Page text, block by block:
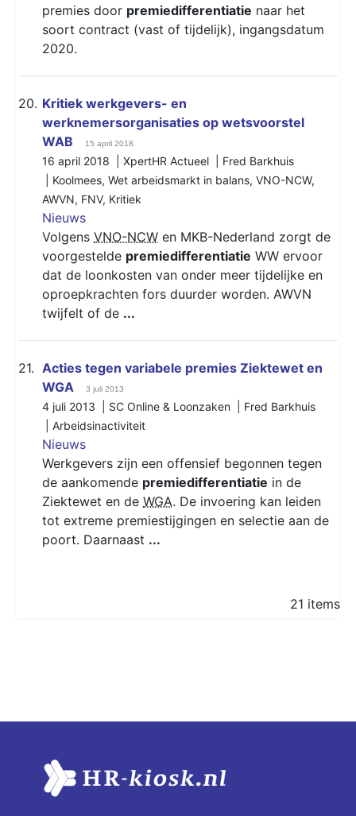
premies door premiedifferentiatie naar het
soort contract (vast of tijdelijk), ingangsdatum
2020.
20. Kritiek werkgevers- en
werknemersorganisaties op wetsvoorstel
WAB
15 april 2018
16 april 2018 | XpertHR Actueel | Fred Barkhuis
Koolmees, Wet arbeidsmarkt in balans, VNO-NCW,
AWVN, FNV, Kritiek
Nieuws
Volgens VNO-NCW en MKB-Nederland zorgt de
voorgestelde premiedifferentiatie WW ervoor
dat de loonkosten van onder meer tijdelijke en
oproepkrachten fors duurder worden. AWVN
twijfelt of de ...
21. Acties tegen variabele premies Ziektewet en
WGA
3 juli 2013
4 juli 2013 | SC Online & Loonzaken | Fred Barkhuis
Arbeidsinactiviteit
Nieuws
Werkgevers zijn een offensief begonnen tegen
de aankomende premiedifferentiatie in de
Ziektewet en de WGA. De invoering kan leiden
tot extreme premiestijgingen en selectie aan de
poort. Daarnaast ...
21 items